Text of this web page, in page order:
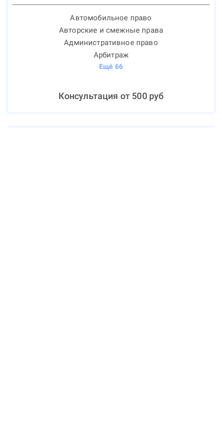
Автомобильное право
Авторские и смежные права
Административное право
Арбитраж
Ещё 66
Консультация от 500руб